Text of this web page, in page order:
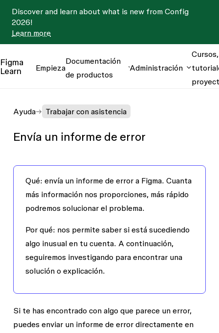
Discover and learn about what is new from Config
2026!
Learn more
Figma
Learn
Empieza
Documentación
de productos
Administración
Cursos,
Ayuda Trabajar con asistencia
Envía un informe de error
Qué: envía un informe de error a Figma. Cuanta
más información nos proporciones, más rápido
podremos solucionar el problema.
Por qué: nos permite saber si está sucediendo
algo inusual en tu cuenta. A continuación,
seguiremos investigando para encontrar una
solución o explicación.
Si te has encontrado con algo que parece un error,
puedes enviar un informe de error directamente en